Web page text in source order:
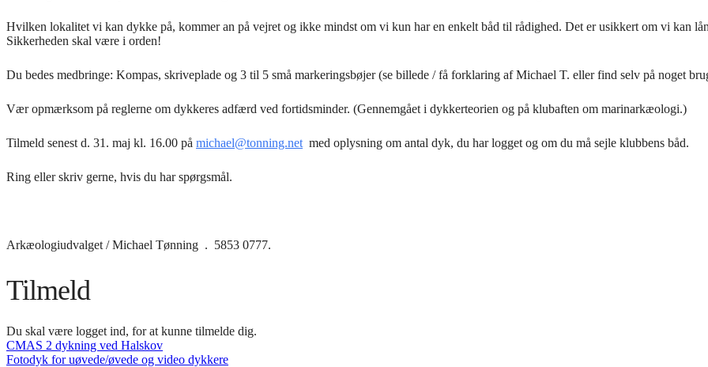
Hvilken lokalitet vi kan dykke på, kommer an på vejret og ikke mindst om vi kun har en enkelt båd til rådighed. Det er usikkert om vi kan
Sikkerheden skal være i orden!
Du bedes medbringe: Kompas, skriveplade og 3 til 5 små markeringsbøjer (se billede / få forklaring af Michael T. eller find selv på noget
Vær opmærksom på reglerne om dykkeres adfærd ved fortidsminder. (Gennemgået i dykkerteorien og på klubaften om marinarkæologi.)
Tilmeld senest d. 31. maj kl. 16.00 på michael@tonning.net med oplysning om antal dyk, du har logget og om du må sejle klubbens båd.
Ring eller skriv gerne, hvis du har spørgsmål.
Arkæologiudvalget / Michael Tønning . 5853 0777.
Tilmeld
Du skal være logget ind, for at kunne tilmelde dig.
Indlægsnavigation
CMAS 2 dykning ved Halskov
Fotodyk for uøvede/øvede og video dykkere